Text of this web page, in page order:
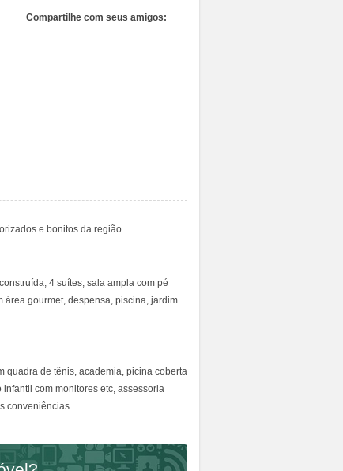
Compartilhe com seus amigos:
e bonitos da região.
4 suítes, sala ampla com pé
área gourmet, despensa, piscina, jardim
quadra de tênis, academia, picina coberta
com monitores etc, assessoria
conveniências.